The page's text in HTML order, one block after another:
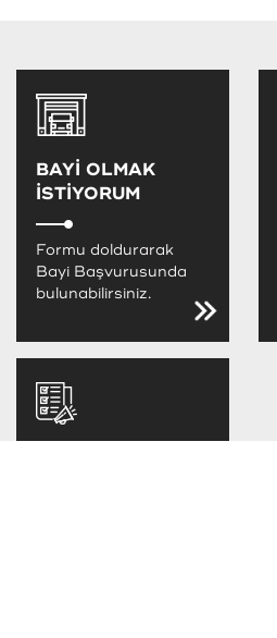
BAYİ OLMAK
İSTİYORUM
Formu doldurarak
Bayi Başvurusunda
bulunabilirsiniz.